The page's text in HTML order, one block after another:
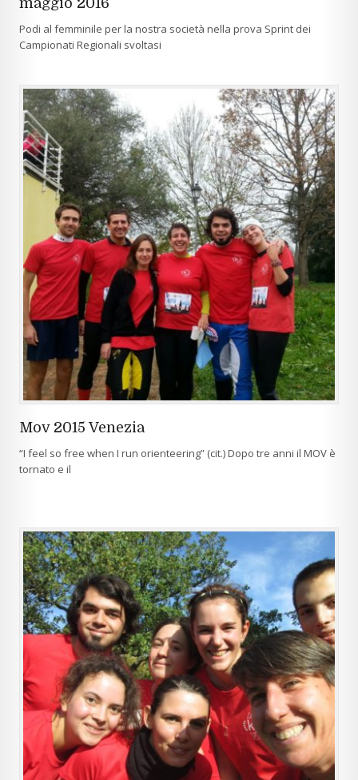
maggio 2016
Podi al femminile per la nostra società nella prova Sprint dei
Campionati Regionali svoltasi
Mov 2015 Venezia
“I feel so free when I run orienteering” (cit.) Dopo tre anni il MOV è
tornato e il